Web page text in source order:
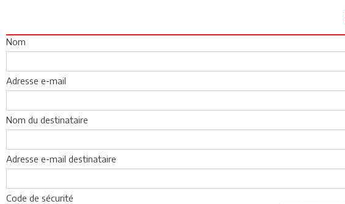
Nom
Adresse e-mail
Nom du destinataire
Adresse e-mail destinataire
Code de sécurité